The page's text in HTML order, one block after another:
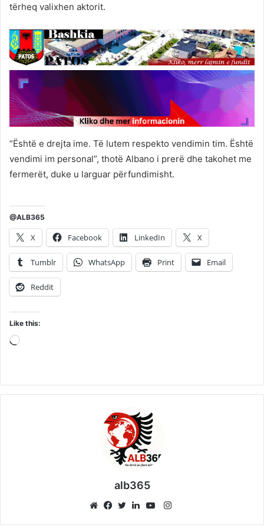
tërheq valixhen aktorit.
“Është e drejta ime. Të lutem respekto vendimin tim. Është
vendimi im personal”, thotë Albano i prerë dhe takohet me
fermerët, duke u larguar përfundimisht.
@ALB365
X Facebook LinkedIn X
Tumblr WhatsApp Print Email
Reddit
Like this:
Loading…
alb365
Instagram